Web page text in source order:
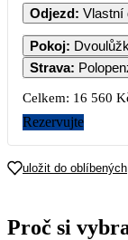
3 4
10
11 040 11
17 18
24 25
Odjezd: Vlastní
Pokoj:
Strava:
Celkem: 16 560
Rezervujte
uložit do oblíbených
Proč si